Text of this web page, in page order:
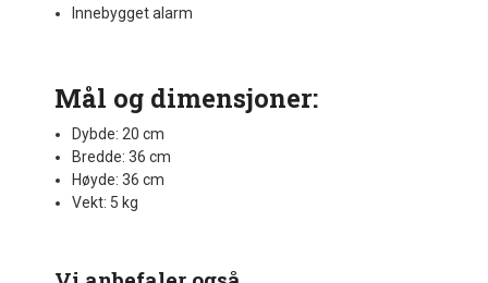
Innebygget alarm
Mål og dimensjoner:
Dybde: 20 cm
Bredde: 36 cm
Høyde: 36 cm
Vekt: 5 kg